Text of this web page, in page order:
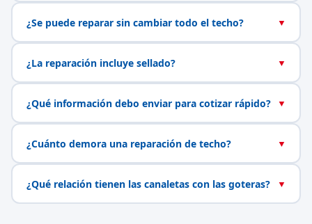
¿Se puede reparar sin cambiar todo el techo? ▼
¿La reparación incluye sellado? ▼
¿Qué información debo enviar para cotizar rápido? ▼
¿Cuánto demora una reparación de techo? ▼
¿Qué relación tienen las canaletas con las goteras? ▼